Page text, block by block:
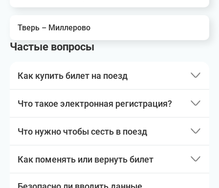
Тверь – Миллерово
Частые вопросы
Как купить билет на поезд
Что такое электронная регистрация?
Что нужно чтобы сесть в поезд
Как поменять или вернуть билет